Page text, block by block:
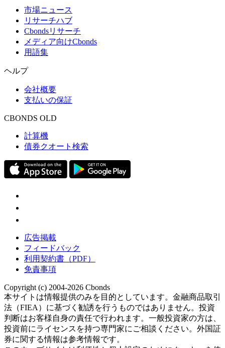
市場ニュース
リサーチハブ
Cbondsリサーチ
メディア向けCbonds
用語集
ヘルプ
会社概要
支払いの保証
CBONDS OLD
計算機
債券クオート検索
広告掲載
フィードバック
利用契約書（PDF）
免責事項
Copyright (c) 2004-2026 Cbonds
本サイトは情報提供のみを目的としています。金融商品取引
法（FIEA）に基づく勧誘を行うものではありません。投資
判断はお客様自身の責任で行われます。一般投資家の方は、
投資前にライセンスを持つ専門家にご相談ください。外国証
券に関する情報は参考情報です。